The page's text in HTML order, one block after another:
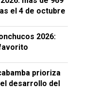
el 4 de octubre
2026:
prioriza
desarrollo del